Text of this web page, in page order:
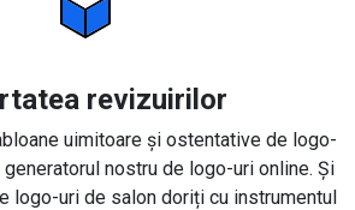
revizuirilor
uimitoare și ostentative de logo-
nostru de logo-uri online. Și
logo-uri de salon doriți cu instrumentul